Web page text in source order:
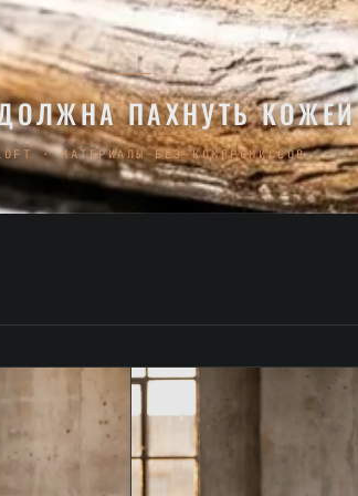
ПАХНУТЬ КОЖЕЙ
· МАТЕРИАЛЫ БЕЗ КОМПРОМИССОВ